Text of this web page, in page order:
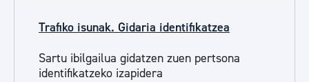
Trafiko isunak. Gidaria identifikatzea
Sartu ibilgailua gidatzen zuen pertsona
identifikatzeko izapidera